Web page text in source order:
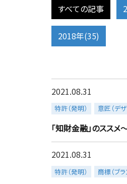
すべての記事
2018年(35)
「知財金融」のス
2021.08.31
特許（発明） 意匠（デザ
more
2021.08.31
特許（発明） 商標（ブラ
more